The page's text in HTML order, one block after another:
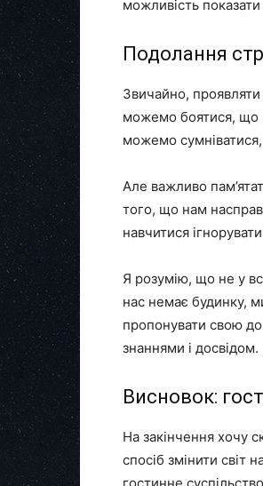
можливість показати
Подолання
Звичайно,
можемо боятися, що
можемо
Але важливо
того, що нам
навчитися
Я розумію, що не у
нас немає будинку,
пропонувати свою
знаннями і досвідом.
Висновок:
На закінчення хочу
спосіб змінити світ